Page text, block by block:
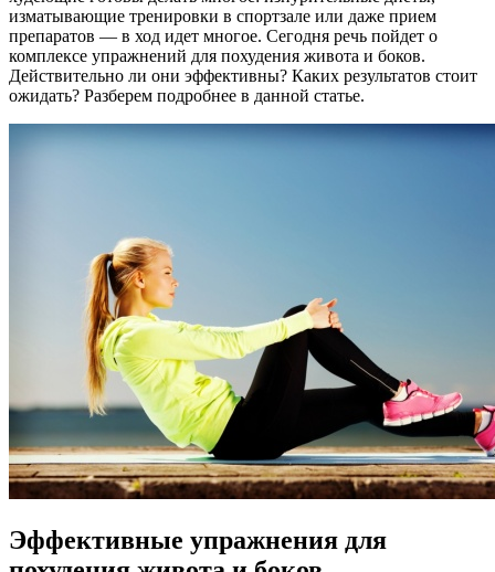
изматывающие тренировки в спортзале или даже прием
препаратов — в ход идет многое. Сегодня речь пойдет о
комплексе упражнений для похудения живота и боков.
Действительно ли они эффективны? Каких результатов стоит
ожидать? Разберем подробнее в данной статье.
Эффективные упражнения для